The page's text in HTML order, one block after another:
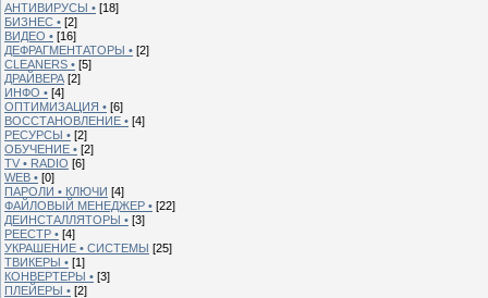
АНТИВИРУСЫ • [18]
БИЗНЕС • [2]
ВИДЕО • [16]
ДЕФРАГМЕНТАТОРЫ • [2]
CLEANERS • [5]
ДРАЙВЕРА [2]
ИНФО • [4]
ОПТИМИЗАЦИЯ • [6]
ВОССТАНОВЛЕНИЕ • [4]
РЕСУРСЫ • [2]
ОБУЧЕНИЕ • [2]
TV • RADIO [6]
WEB • [0]
ПАРОЛИ • КЛЮЧИ [4]
ФАЙЛОВЫЙ МЕНЕДЖЕР • [22]
ДЕИНСТАЛЛЯТОРЫ • [3]
РЕЕСТР • [4]
УКРАШЕНИЕ • СИСТЕМЫ [25]
ТВИКЕРЫ • [1]
КОНВЕРТЕРЫ • [3]
ПЛЕЙЕРЫ • [2]